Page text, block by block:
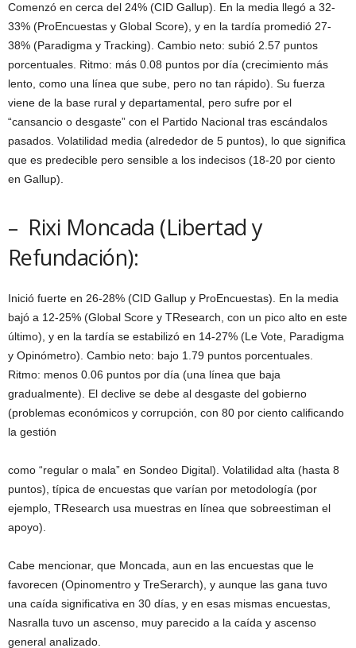
Comenzó en cerca del 24% (CID Gallup). En la media llegó a 32-
33% (ProEncuestas y Global Score), y en la tardía promedió 27-
38% (Paradigma y Tracking). Cambio neto: subió 2.57 puntos
porcentuales. Ritmo: más 0.08 puntos por día (crecimiento más
lento, como una línea que sube, pero no tan rápido). Su fuerza
viene de la base rural y departamental, pero sufre por el
“cansancio o desgaste” con el Partido Nacional tras escándalos
pasados. Volatilidad media (alrededor de 5 puntos), lo que significa
que es predecible pero sensible a los indecisos (18-20 por ciento
en Gallup).
– Rixi Moncada (Libertad y
Refundación):
Inició fuerte en 26-28% (CID Gallup y ProEncuestas). En la media
bajó a 12-25% (Global Score y TResearch, con un pico alto en este
último), y en la tardía se estabilizó en 14-27% (Le Vote, Paradigma
y Opinómetro). Cambio neto: bajo 1.79 puntos porcentuales.
Ritmo: menos 0.06 puntos por día (una línea que baja
gradualmente). El declive se debe al desgaste del gobierno
(problemas económicos y corrupción, con 80 por ciento calificando
la gestión
como “regular o mala” en Sondeo Digital). Volatilidad alta (hasta 8
puntos), típica de encuestas que varían por metodología (por
ejemplo, TResearch usa muestras en línea que sobreestiman el
apoyo).
Cabe mencionar, que Moncada, aun en las encuestas que le
favorecen (Opinomentro y TreSerarch), y aunque las gana tuvo
una caída significativa en 30 días, y en esas mismas encuestas,
Nasralla tuvo un ascenso, muy parecido a la caída y ascenso
general analizado.